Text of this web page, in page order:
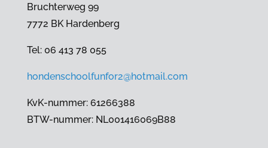
Bruchterweg 99
7772 BK Hardenberg
Tel: 06 413 78 055
hondenschoolfunfor2@hotmail.com
KvK-nummer: 61266388
BTW-nummer: NL001416069B88